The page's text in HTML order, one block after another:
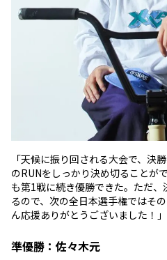
「天候に振り回される大会で、決
のRUNをしっかり決め切ることが
も第1戦に続き優勝できた。ただ
るので、次の全日本選手権ではそ
ん応援ありがとうございました！」
準優勝：佐々木元